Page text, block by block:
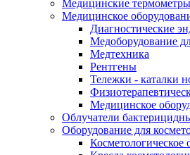
Медицинские термометры
Медицинское
Диагностические
Медоборудование
Медтехника
Рентгены
Тележки - каталки
Медицинское
Облучатели
Оборудование для
Косметологическое